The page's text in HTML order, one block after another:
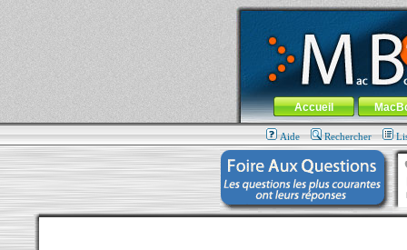
MacBook-fr.com : 100% Apple... 100%
Aller au contenu-Aller au menu
Menu général
Accueil
Aide Rechercher